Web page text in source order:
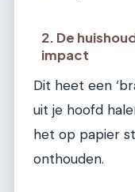
2. De
impact
Dit heet een
uit je hoofd
het op papier
onthouden.